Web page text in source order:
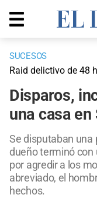
SUCESOS
Raid delictivo de 48
Disparos,
una casa en
Se disputaban
dueño terminó con
por agredir a los
abreviado, el
hechos.